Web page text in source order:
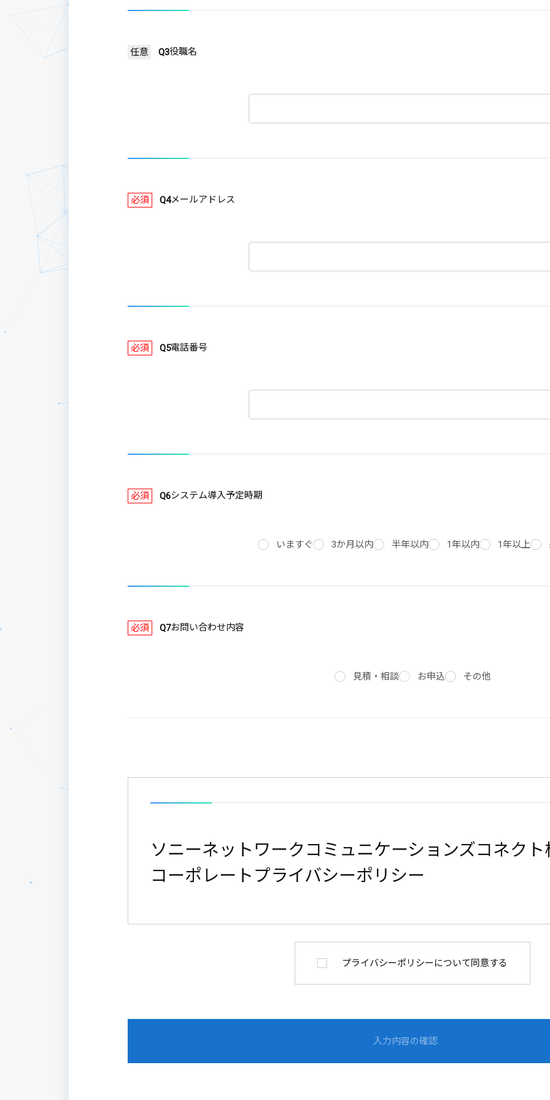
任意 Q3役職名
必須 Q4メールアドレス
必須 Q5電話番号
必須 Q6システム導入予定時期
いますぐ 3か月以内 半年以内 1年以内 1年以上
必須 Q7お問い合わせ内容
見積・相談 お申込 その他
ソニーネットワークコミュニケーションズコネク
コーポレートプライバシーポリシー
ソニーネットワークコミュ
1. 序文
プライバシーポリシー について同意する
入力内容の確認